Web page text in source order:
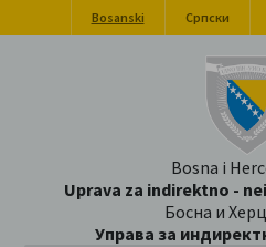
Bosanski Српски
Bosna i
Uprava za indirektno -
Босна и
Управа за